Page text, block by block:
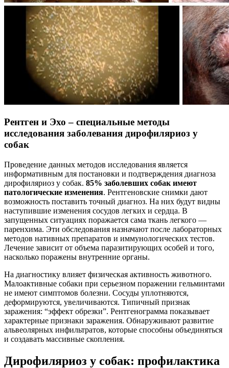
Рентген и Эхо – специальные методы
исследования заболевания дирофиляриоз у
собак
Проведение данных методов исследования является
информативным для постановки и подтверждения диагноза
дирофиляриоз у собак. 85% заболевших собак имеют
патологические изменения. Рентгеновские снимки дают
возможность поставить точный диагноз. На них будут видны
наступившие изменения сосудов легких и сердца. В
запущенных ситуациях поражается сама ткань легкого —
паренхима. Эти обследования назначают после лабораторных
методов нативных препаратов и иммунологических тестов.
Лечение зависит от объема паразитирующих особей и того,
насколько поражены внутренние органы.
На диагностику влияет физическая активность животного.
Малоактивные собаки при серьезном поражении гельминтами
не имеют симптомов болезни. Сосуды уплотняются,
деформируются, увеличиваются. Типичный признак
заражения: “эффект обрезки”. Рентгенограмма показывает
характерные признаки заражения. Обнаруживают развитие
альвеолярных инфильтратов, которые способны объединяться
и создавать массивные скопления.
Дирофиляриоз у собак: профилактика